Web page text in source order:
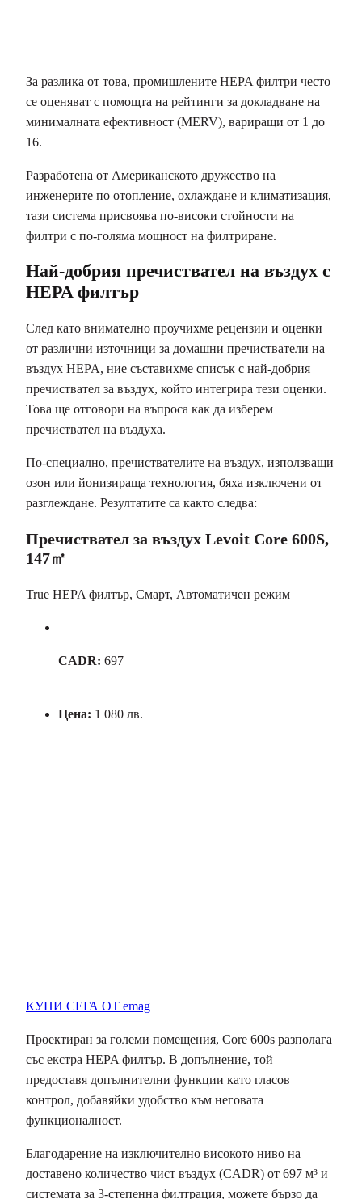
За разлика от това, промишлените HEPA филтри често
се оценяват с помощта на рейтинги за докладване на
минималната ефективност (MERV), вариращи от 1 до
16.
Разработена от Американското дружество на
инженерите по отопление, охлаждане и климатизация,
тази система присвоява по-високи стойности на
филтри с по-голяма мощност на филтриране.
Най-добрия пречиствател на въздух с
HEPA филтър
След като внимателно проучихме рецензии и оценки
от различни източници за домашни пречистватели на
въздух HEPA, ние съставихме списък с най-добрия
пречиствател за въздух, който интегрира тези оценки.
Това ще отговори на въпроса как да изберем
пречиствател на въздуха.
По-специално, пречиствателите на въздух, използващи
озон или йонизираща технология, бяха изключени от
разглеждане. Резултатите са както следва:
Пречиствател за въздух Levoit Core 600S,
147㎡
True HEPA филтър, Смарт, Автоматичен режим
CADR: 697
Цена: 1 080 лв.
КУПИ СЕГА ОТ emag
Проектиран за големи помещения, Core 600s разполага
със екстра HEPA филтър. В допълнение, той
предоставя допълнителни функции като гласов
контрол, добавяйки удобство към неговата
функционалност.
Благодарение на изключително високото ниво на
доставено количество чист въздух (CADR) от 697 м³ и
системата за 3-степенна филтрация, можете бързо да